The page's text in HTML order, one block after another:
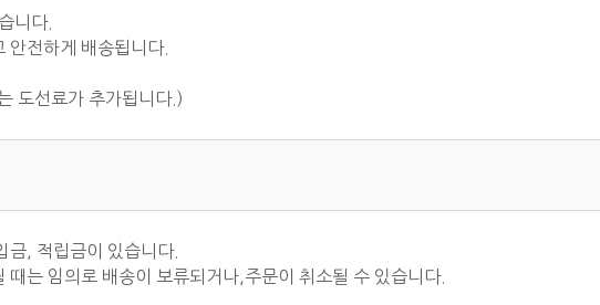
니다.
안전하게 배송됩니다.
도선료가 추가됩니다.)
, 적립금이 있습니다.
는 임의로 배송이 보류되거나,주문이 취소될 수 있습니다.